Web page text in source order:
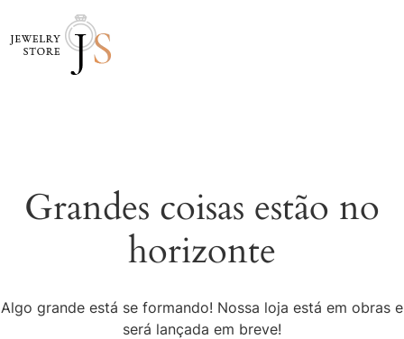
Grandes coisas estão no
horizonte
Algo grande está se formando! Nossa loja está em obras e
será lançada em breve!